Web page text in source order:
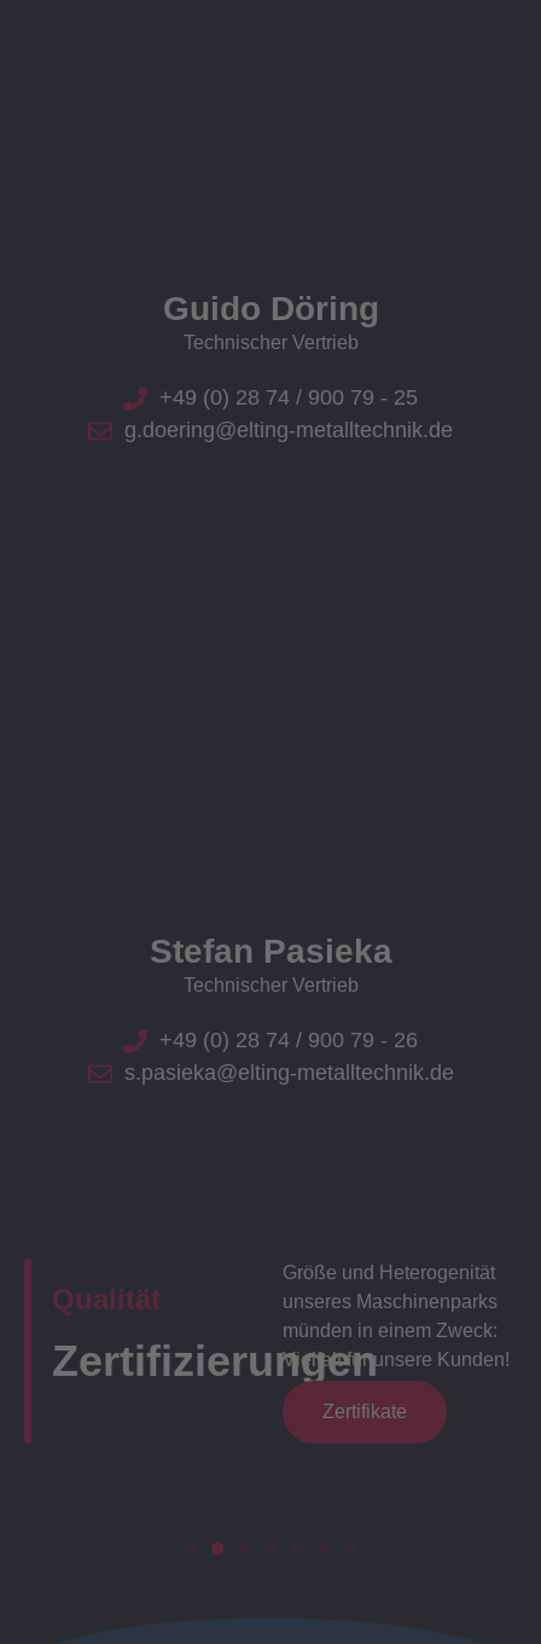
Guido Döring
Technischer Vertrieb
+49 (0) 28 74 / 900 79 - 25
g.doering@elting-metalltechnik.de
Stefan Pasieka
Technischer Vertrieb
+49 (0) 28 74 / 900 79 - 26
s.pasieka@elting-metalltechnik.de
Qualität
Zertifizierungen
Größe und Heterogenität
unseres Maschinenparks
münden in einem Zweck:
Vielfalt für unsere Kunden!
Zertifikate